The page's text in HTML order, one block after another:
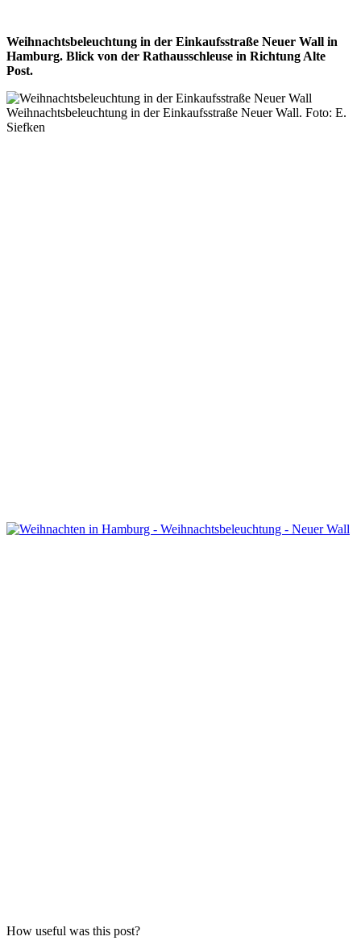
Weihnachtsbeleuchtung in der Einkaufsstraße Neuer Wall in
Hamburg. Blick von der Rathausschleuse in Richtung Alte
Post.
Weihnachtsbeleuchtung in der Einkaufsstraße Neuer Wall. Foto: E.
Siefken
How useful was this post?